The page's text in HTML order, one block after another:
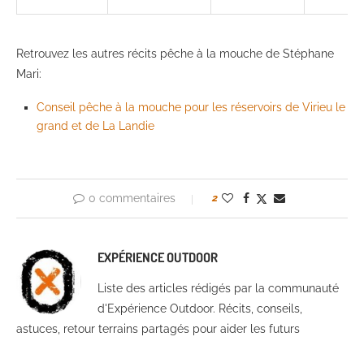
Retrouvez les autres récits pêche à la mouche de Stéphane
Mari:
Conseil pêche à la mouche pour les réservoirs de Virieu le
grand et de La Landie
0 commentaires 2
EXPÉRIENCE OUTDOOR
Liste des articles rédigés par la communauté
d'Expérience Outdoor. Récits, conseils,
astuces, retour terrains partagés pour aider les futurs